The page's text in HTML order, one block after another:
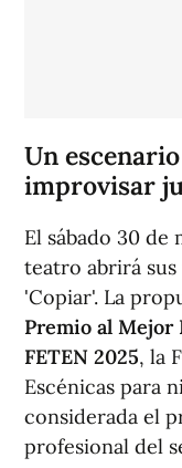
Un
improvisar
El sábado 30 de
teatro abrirá
'Copiar'. La
Premio al Mejor
FETEN 2025, la
Escénicas para
considerada el
profesional del